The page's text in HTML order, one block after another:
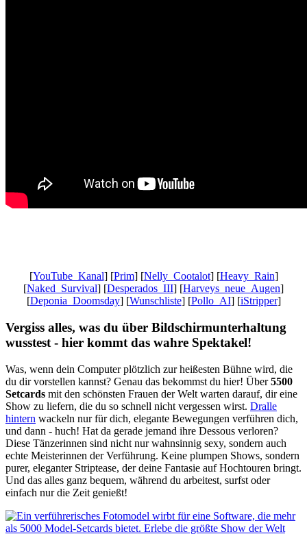
[YouTube_Kanal] [Prim] [Nelly_Cootalot] [Heavy_Rain]
[Naked_Survival] [Desperados_III] [Harveys_neue_Augen]
[Deponia_Doomsday] [Wunschliste] [Pollo_AI] [iStripper]
Vergiss alles, was du über Bildschirmunterhaltung
wusstest - hier kommt das wahre Spektakel!
Was, wenn dein Computer plötzlich zur heißesten Bühne wird, die
du dir vorstellen kannst? Genau das bekommst du hier! Über5500
Setcards mit den schönsten Frauen der Welt warten darauf, dir eine
Show zu liefern, die du so schnell nicht vergessen wirst. Dralle
hintern wackeln nur für dich, elegante Bewegungen verführen dich,
und dann - huch! Hat da gerade jemand ihre Dessous verloren?
Diese Tänzerinnen sind nicht nur wahnsinnig sexy, sondern auch
echte Meisterinnen der Verführung. Keine plumpen Shows, sondern
purer, eleganter Striptease, der deine Fantasie auf Hochtouren bringt.
Und das alles ganz bequem, während du arbeitest, surfst oder
einfach nur die Zeit genießt!